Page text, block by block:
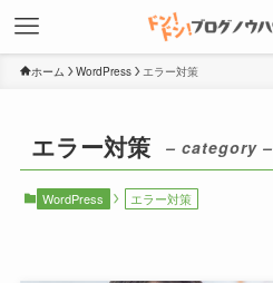
ホーム WordPress エラー対策
エラー対策 – category –
WordPress エラー対策